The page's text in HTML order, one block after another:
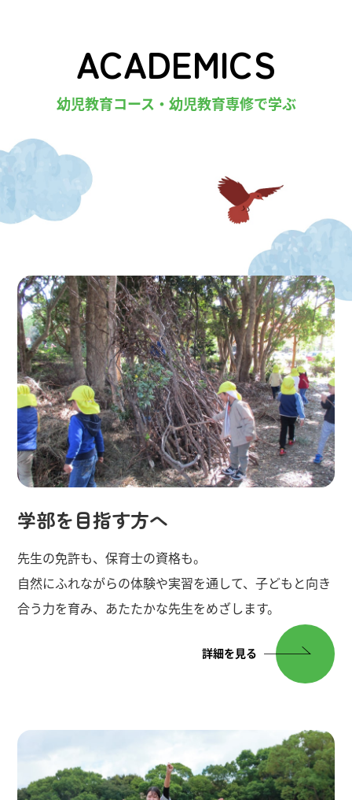
令和8年04月08日
新入生のみなさま、ご入学お
めでとうございます！
本日、桜が咲き誇る中、令和8
年度鳴門教育大学入学式が行
われました。午後からは新入
生オリエンテーションが行わ
れ、5名の1年生を迎えまし
た。教員紹介、学生の自己紹
介、諸連絡などを行い、和や
かなひとときとなりました。
令和8年03月18日 祝ご卒業・修了
鳴門教育大学学位授与式が行
ACADEMICS
幼児教育コース・幼児教育専修で学ぶ
学部を目指す方へ
先生の免許も、保育士の資格も。
自然にふれながらの体験や実習を通して、子どもと向き
合う力を育み、あたたかな先生をめざします。
詳細を見る